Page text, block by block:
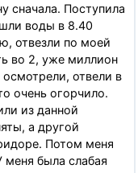
сначала. Поступила
воды в 8.40
отвезли по моей
во 2, уже миллион
отвели в
очень огорчило.
из данной
а другой
Потом меня
меня была слабая